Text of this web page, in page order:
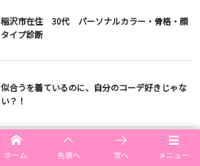
稲沢市在住 30代 パーソナルカラー・骨格・顔
タイプ診断
似合うを着ているのに、自分のコーデ好きじゃな
い？！
50代のお客様｜「なんとなく選んでいた服」から
メニュー
ホーム 先頭へ 次へ